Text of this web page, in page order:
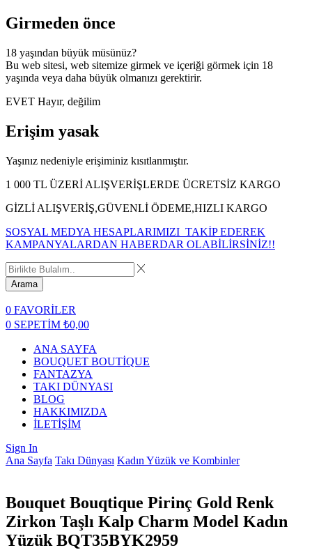
Girmeden önce
18 yaşından büyük müsünüz?
Bu web sitesi, web sitemize girmek ve içeriği görmek için 18
yaşında veya daha büyük olmanızı gerektirir.
EVET Hayır, değilim
Erişim yasak
Yaşınız nedeniyle erişiminiz kısıtlanmıştır.
1 000 TL ÜZERİ ALIŞVERİŞLERDE ÜCRETSİZ KARGO
GİZLİ ALIŞVERİŞ,GÜVENLİ ÖDEME,HIZLI KARGO
SOSYAL MEDYA HESAPLARIMIZI TAKİP EDEREK
KAMPANYALARDAN HABERDAR OLABİLİRSİNİZ!!
Arama
0 FAVORİLER
0 SEPETİM ₺0,00
ANA SAYFA
BOUQUET BOUTİQUE
FANTAZYA
TAKI DÜNYASI
BLOG
HAKKIMIZDA
İLETİŞİM
Sign In
Ana Sayfa Takı Dünyası Kadın Yüzük ve Kombinler
Bouquet Bouqtique Pirinç Gold Renk
Zirkon Taşlı Kalp Charm Model Kadın
Yüzük BQT35BYK2959